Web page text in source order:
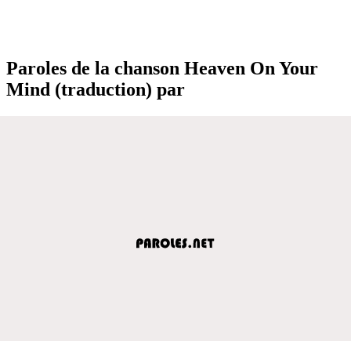
Paroles de la chanson Heaven On Your
Mind (traduction) par